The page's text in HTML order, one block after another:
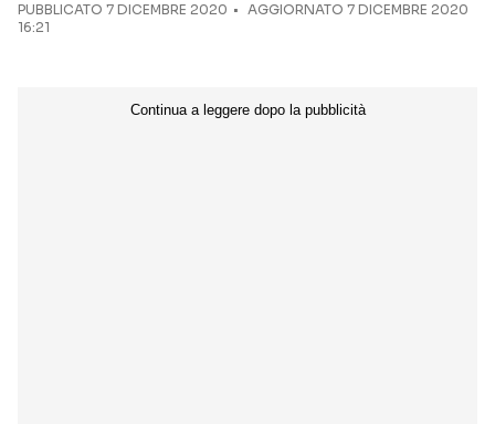
PUBBLICATO 7 DICEMBRE 2020
AGGIORNATO 7 DICEMBRE 2020
16:21